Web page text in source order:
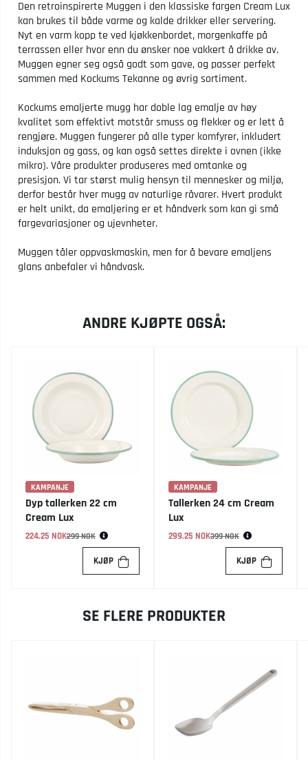
Den retroinspirerte Muggen i den klassiske fargen Cream Lux
kan brukes til både varme og kalde drikker eller servering.
Nyt en varm kopp te ved kjøkkenbordet, morgenkaffe på
terrassen eller hvor enn du ønsker noe vakkert å drikke av.
Muggen egner seg også godt som gave, og passer perfekt
sammen med Kockums Tekanne og øvrig sortiment.
Kockums emaljerte mugg har doble lag emalje av høy
kvalitet som effektivt motstår smuss og flekker og er lett å
rengjøre. Muggen fungerer på alle typer komfyrer, inkludert
induksjon og gass, og kan også settes direkte i ovnen (ikke
mikro). Våre produkter produseres med omtanke og
presisjon. Vi tar størst mulig hensyn til mennesker og miljø,
derfor består hver mugg av naturlige råvarer. Hvert produkt
er helt unikt, da emaljering er et håndverk som kan gi små
fargevariasjoner og ujevnheter.
Muggen tåler oppvaskmaskin, men for å bevare emaljens
glans anbefaler vi håndvask.
ANDRE KJØPTE OGSÅ:
KAMPANJE
Dyp tallerken 22 cm
Cream Lux
224.25 NOK
Vanlig pris:299 NOK
KJØP
KAMPANJE
Tallerken 24 cm Cream
Lux
299.25 NOK
Vanlig pris:399 NOK
KJØP
SE FLERE PRODUKTER